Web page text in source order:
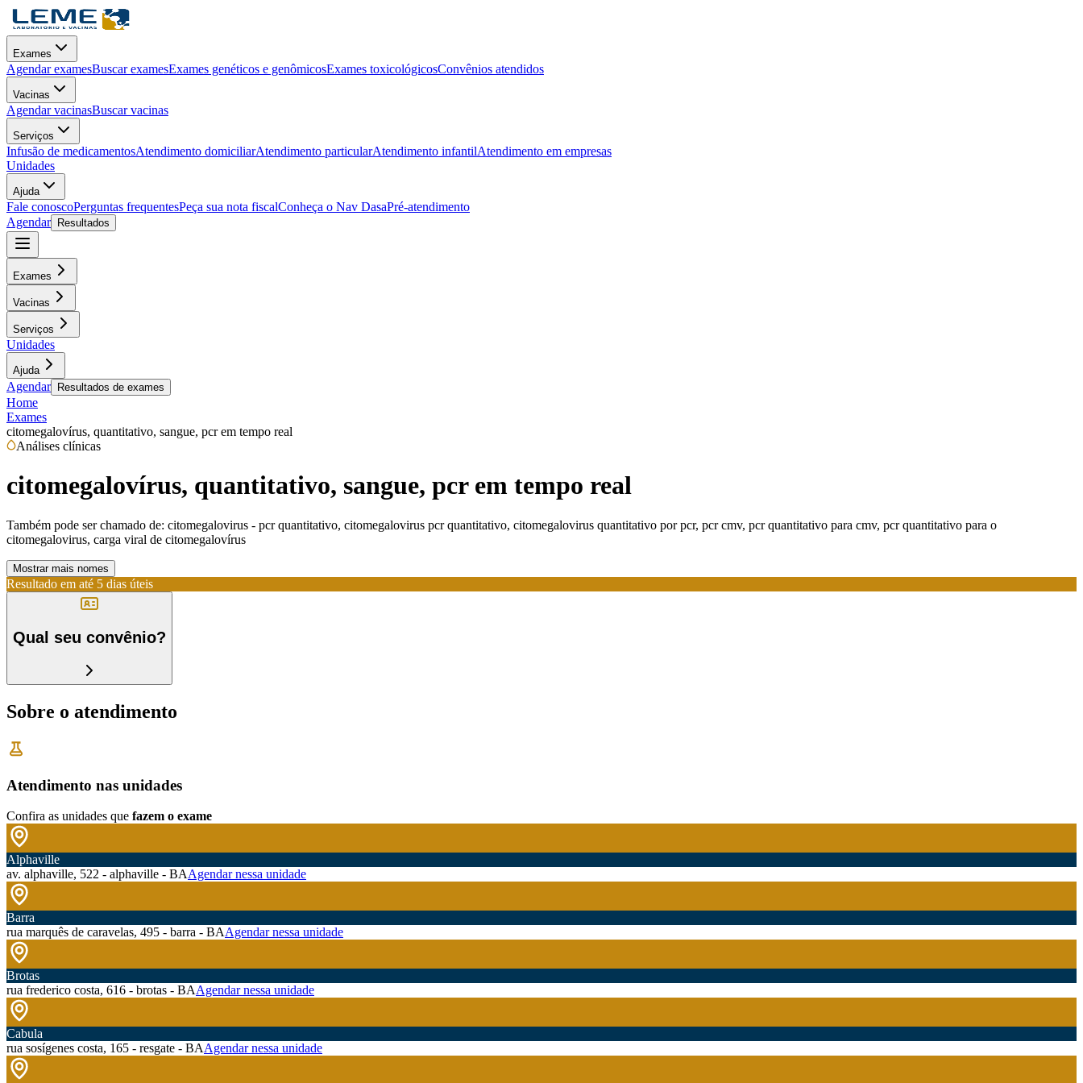
Exames
Agendar examesBuscar examesExames genéticos e genômicosExames toxicológicosConvênios atendidos
Vacinas
Agendar vacinasBuscar vacinas
Serviços
Infusão de medicamentosAtendimento domiciliarAtendimento particularAtendimento infantilAtendimento em empresas
Unidades
Ajuda
Fale conoscoPerguntas frequentesPeça sua nota fiscalConheça o Nav DasaPré-atendimento
Agendar
Resultados
Exames
Vacinas
Serviços
Unidades
Ajuda
Agendar Resultados de exames
Home
Exames
citomegalovírus, quantitativo, sangue, pcr em tempo real
Análises clínicas
citomegalovírus, quantitativo, sangue, pcr em tempo real
Também pode ser chamado de: citomegalovirus - pcr quantitativo, citomegalovirus pcr quantitativo, citomegalovirus quantitativo por pcr, pcr cmv, pcr quantitativo para cmv, pcr quantitativo para o
citomegalovirus, carga viral de citomegalovírus
Mostrar mais nomes
Resultado em até 5 dias úteis
Qual seu convênio?
Sobre o atendimento
Atendimento nas unidades
Confira as unidades que fazem o exame
Alphaville
av. alphaville, 522 - alphaville - BAAgendar nessa unidade
Barra
rua marquês de caravelas, 495 - barra - BAAgendar nessa unidade
Brotas
rua frederico costa, 616 - brotas - BAAgendar nessa unidade
Cabula
rua sosígenes costa, 165 - resgate - BAAgendar nessa unidade